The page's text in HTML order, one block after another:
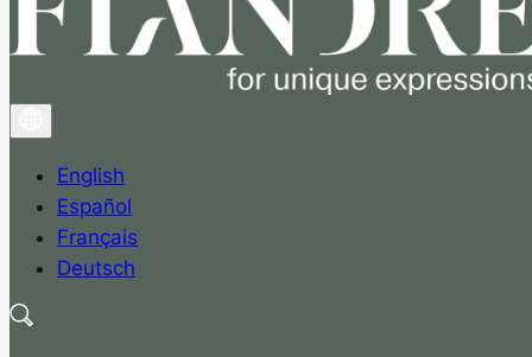
English
Español
Français
Deutsch